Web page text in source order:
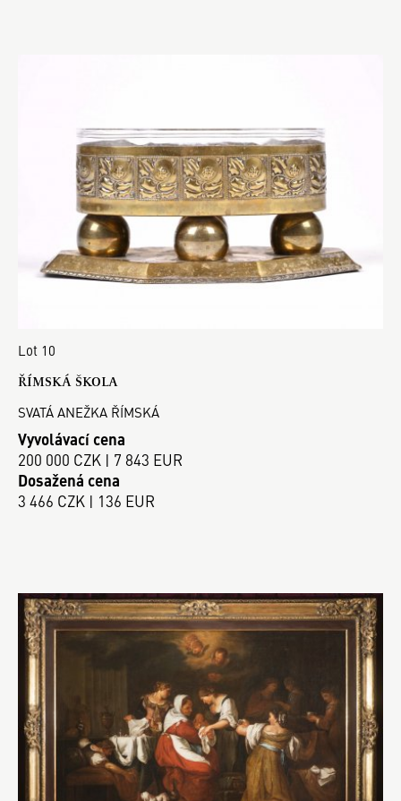
Lot 10
ŘÍMSKÁ ŠKOLA
SVATÁ ANEŽKA ŘÍMSKÁ
Vyvolávací cena
200 000 CZK | 7 843 EUR
Dosažená cena
3 466 CZK | 136 EUR